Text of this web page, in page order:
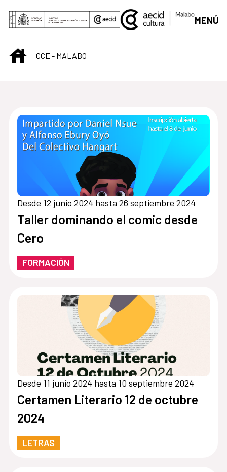
Saltar al contenido principal
MENÚ
INICIOCCE - MALABO
Desde 12 junio 2024 hasta 26 septiembre 2024
Taller dominando el comic desde
Cero
FORMACIÓN
Desde 11 junio 2024 hasta 10 septiembre 2024
Certamen Literario 12 de octubre
2024
LETRAS